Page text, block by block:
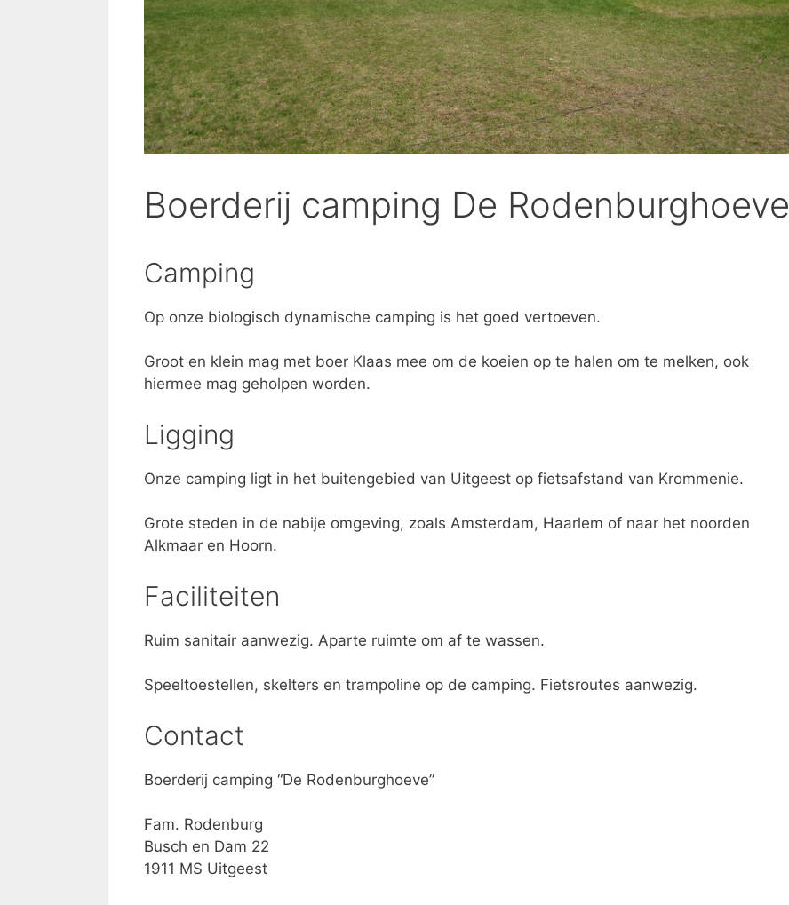
Boerderij camping De Rodenburghoeve
Camping
Op onze biologisch dynamische camping is het goed vertoeven.
Groot en klein mag met boer Klaas mee om de koeien op te halen om te melken, ook
hiermee mag geholpen worden.
Ligging
Onze camping ligt in het buitengebied van Uitgeest op fietsafstand van Krommenie.
Grote steden in de nabije omgeving, zoals Amsterdam, Haarlem of naar het noorden
Alkmaar en Hoorn.
Faciliteiten
Ruim sanitair aanwezig. Aparte ruimte om af te wassen.
Speeltoestellen, skelters en trampoline op de camping. Fietsroutes aanwezig.
Contact
Boerderij camping “De Rodenburghoeve”
Fam. Rodenburg
Busch en Dam 22
1911 MS Uitgeest